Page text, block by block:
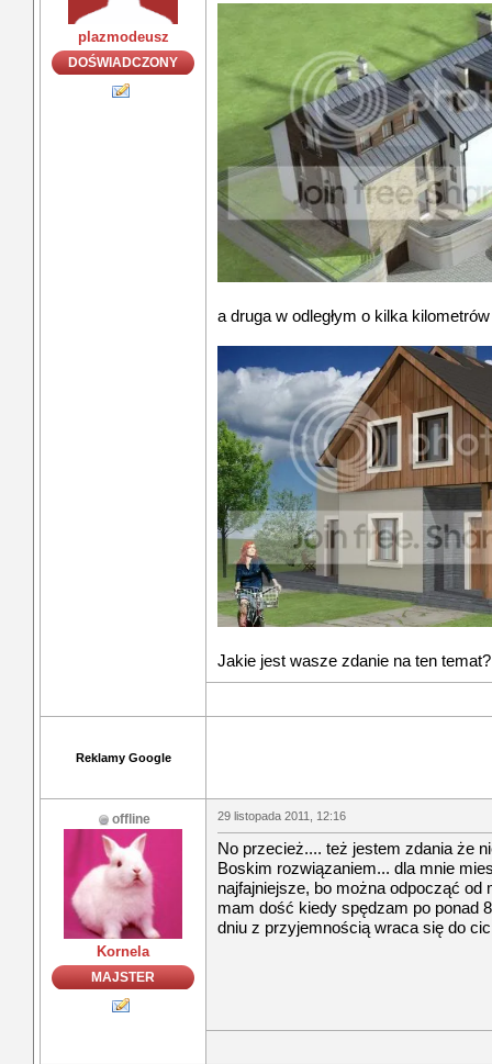
plazmodeusz
DOŚWIADCZONY
a druga w odległym o kilka
Jakie jest wasze zdanie na ten temat?
Reklamy Google
offline
Kornela
MAJSTER
29 listopada 2011, 12:16
No przecież.... też jestem zdania że
Boskim rozwiązaniem... dla mnie
najfajniejsze, bo można odpocząć od
mam dość kiedy spędzam po ponad
dniu z przyjemnością wraca się do